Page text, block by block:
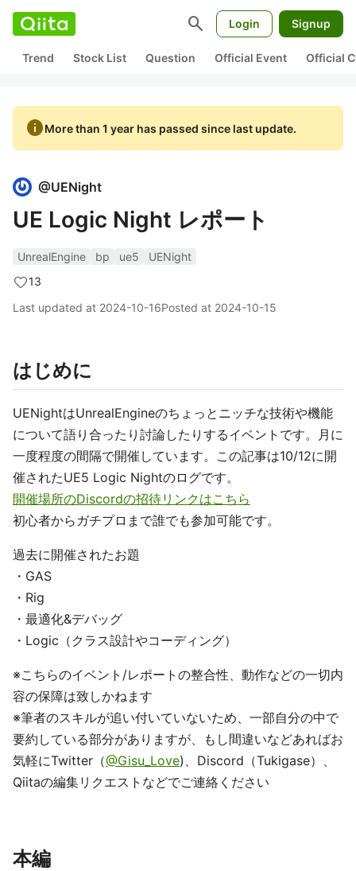
search Login Signup
Trend Stock List Question Official Event Official
infoMore than 1 year has passed since last update.
@UENight
UE Logic Night レポート
UnrealEngine bp ue5
UENight
13
Last updated at 2024-10-16Posted at 2024-10-15
はじめに
UENightはUnrealEngineのちょっとニッチな技術や機能
について語り合ったり討論したりするイベントです。月に
一度程度の間隔で開催しています。この記事は10/12に開
催されたUE5 Logic Nightのログです。
開催場所のDiscordの招待リンクはこちら
初心者からガチプロまで誰でも参加可能です。
過去に開催されたお題
・GAS
・Rig
・最適化&デバッグ
・Logic（クラス設計やコーディング）
※こちらのイベント/レポートの整合性、動作などの一切内
容の保障は致しかねます
※筆者のスキルが追い付いていないため、一部自分の中で
要約している部分がありますが、もし間違いなどあればお
気軽にTwitter（@Gisu_Love)、Discord（Tukigase）、
Qiitaの編集リクエストなどでご連絡ください
本編